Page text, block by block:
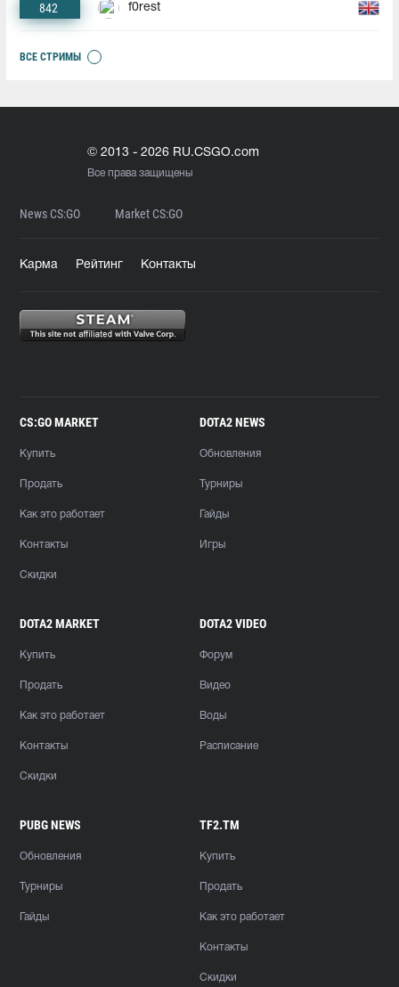
842 f0rest
ВСЕ СТРИМЫ
© 2013 - 2026 RU.CSGO.com
Все права защищены
News CS:GO Market CS:GO
Карма Рейтинг Контакты
CS:GO MARKET
Купить
Продать
Как это работает
Контакты
Скидки
DOTA2 NEWS
Обновления
Турниры
Гайды
Игры
DOTA2 MARKET
Купить
Продать
Как это работает
Контакты
Скидки
DOTA2 VIDEO
Форум
Видео
Воды
Расписание
PUBG NEWS
Обновления
Турниры
Гайды
TF2.TM
Купить
Продать
Как это работает
Контакты
Скидки